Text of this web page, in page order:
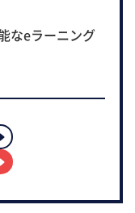
なeラーニング